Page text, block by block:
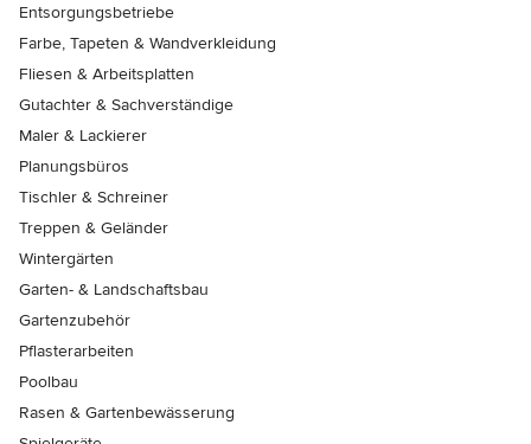
Entsorgungsbetriebe
Farbe, Tapeten & Wandverkleidung
Fliesen & Arbeitsplatten
Gutachter & Sachverständige
Maler & Lackierer
Planungsbüros
Tischler & Schreiner
Treppen & Geländer
Wintergärten
Garten- & Landschaftsbau
Gartenzubehör
Pflasterarbeiten
Poolbau
Rasen & Gartenbewässerung